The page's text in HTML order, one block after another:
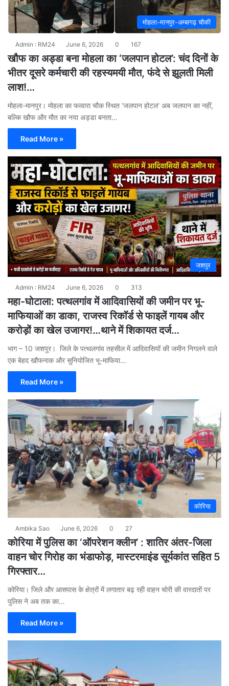
मोहला-मानपुर-अम्बागढ़ चौकी
Admin : RM24 June 6, 2026 0 167
खौफ का अड्डा बना मोहला का ‘जलपान होटल’: चंद दिनों के
भीतर दूसरे कर्मचारी की रहस्यमयी मौत, फंदे से झूलती मिली
लाश!…
मोहला-मानपुर। मोहला का फव्वारा चौक स्थित ‘जलपान होटल’ अब जलपान का नहीं,
बल्कि खौफ और मौत का नया अड्डा बनता…
Read More »
जशपुर
Admin : RM24 June 6, 2026 0 313
महा-घोटाला: पत्थलगांव में आदिवासियों की जमीन पर भू-
माफियाओं का डाका, राजस्व रिकॉर्ड से फाइलें गायब और
करोड़ों का खेल उजागर!…थाने में शिकायत दर्ज…
भाग – 10 जशपुर। जिले के पत्थलगांव तहसील में आदिवासियों की जमीन निगलने वाले
एक बेहद खौफनाक और सुनियोजित भू-माफिया…
Read More »
कोरिया
Ambika Sao June 6, 2026 0 27
कोरिया में पुलिस का ‘ऑपरेशन क्लीन’ : शातिर अंतर-जिला
वाहन चोर गिरोह का भंडाफोड़, मास्टरमाइंड सूर्यकांत सहित 5
गिरफ्तार…
कोरिया। जिले और आसपास के क्षेत्रों में लगातार बढ़ रही वाहन चोरी की वारदातों पर
पुलिस ने अब तक का…
Read More »